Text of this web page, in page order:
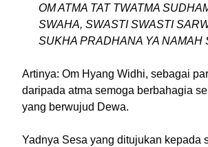
OM ATMA TAT TWATMA
SWAHA, SWASTI SWASTI
SUKHA PRADHANA YA NAMAH
Artinya: Om Hyang Widhi, sebagai
daripada atma semoga berbahagia
yang berwujud Dewa.
Yadnya Sesa yang ditujukan kepada